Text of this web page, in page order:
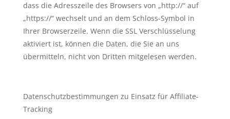
dass die Adresszeile des Browsers von „http://“ auf
„https://“ wechselt und an dem Schloss-Symbol in
Ihrer Browserzeile. Wenn die SSL Verschlüsselung
aktiviert ist, können die Daten, die Sie an uns
übermitteln, nicht von Dritten mitgelesen werden.
Datenschutzbestimmungen zu Einsatz für Affiliate-
Tracking